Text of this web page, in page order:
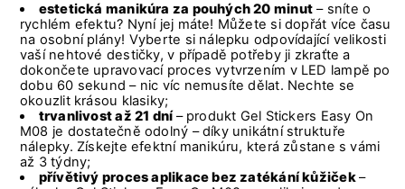
estetická manikúra za pouhých 20 minut – sníte o
rychlém efektu? Nyní jej máte! Můžete si dopřát více času
na osobní plány! Vyberte si nálepku odpovídající velikosti
vaší nehtové destičky, v případě potřeby ji zkraťte a
dokončete upravovací proces vytvrzením v LED lampě po
dobu 60 sekund – nic víc nemusíte dělat. Nechte se
okouzlit krásou klasiky;
trvanlivost až 21 dní– produkt Gel Stickers Easy On
M08 je dostatečně odolný – díky unikátní struktuře
nálepky. Získejte efektní manikúru, která zůstane s vámi
až 3 týdny;
přívětivý proces aplikace bez zatékání kůžiček–